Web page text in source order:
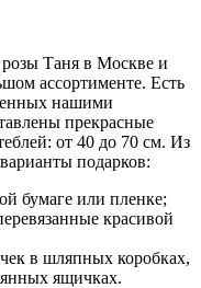
розы Таня в Москве и
ассортименте. Есть
нашими
прекрасные
от 40 до 70 см. Из
подарков:
бумаге или пленке;
красивой
в шляпных коробках,
ящичках.